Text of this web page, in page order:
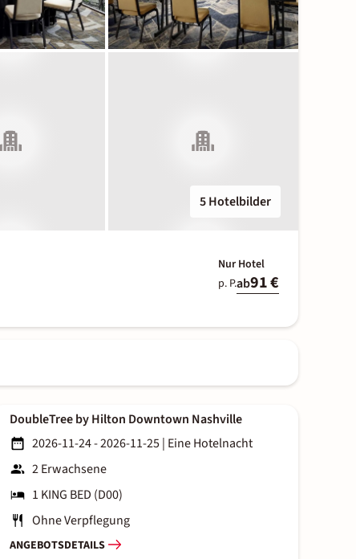
5 Hotelbilder
Nur Hotel
p. P.ab91 €
DoubleTree by Hilton Downtown Nashville
2026-11-24 - 2026-11-25| Eine Hotelnacht
2 Erwachsene
1 KING BED (D00)
Ohne Verpflegung
ANGEBOTSDETAILS